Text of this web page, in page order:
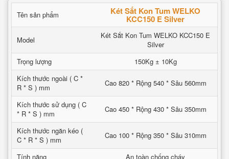
Tên sản phẩm Két Sắt Kon Tum WELKO
KCC150 E Silver
Model
Két Sắt Kon Tum WELKO KCC150 E
Silver
Trọng lượng
150Kg ± 10Kg
Kích thước ngoài ( C *
R * S ) mm
Cao 820 * Rộng 540 * Sâu 560mm
Kích thước sử dụng ( C
* R * S ) mm
Cao 450 * Rộng 430 * Sâu 350mm
Kích thước ngăn kéo (
C * R * S ) mm
Cao 100 * Rộng 350 * Sâu 310mm
Tính năng
An toàn chống cháy